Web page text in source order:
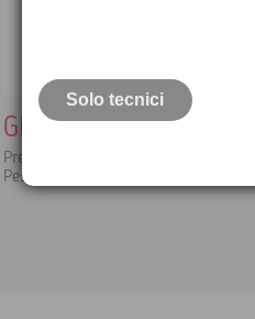
GP4 Squadro a
Precisione del prisma 2-3'
Peso: 0,08 kg
Solo tecnici